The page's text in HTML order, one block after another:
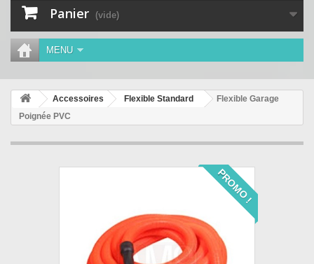
Panier (vide)
MENU
Accessoires Flexible Standard
Flexible Garage
Poignée PVC
PROMO !